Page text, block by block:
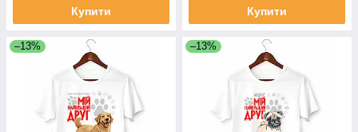
Купити Купити
–13% –13%